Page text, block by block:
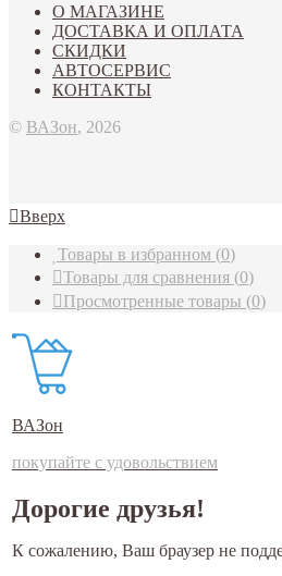
О МАГАЗИНЕ
ДОСТАВКА И ОПЛАТА
СКИДКИ
АВТОСЕРВИС
КОНТАКТЫ
© ВАЗон, 2026
Вверх
Товары в избранном (0)
Товары для сравнения (0)
Просмотренные товары (0)
ВАЗон
покупайте с удовольствием
Дорогие друзья!
К сожалению, Ваш браузер не